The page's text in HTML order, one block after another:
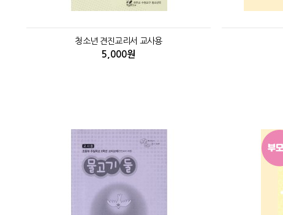
청소년 견진교리서 교사용
5,000원